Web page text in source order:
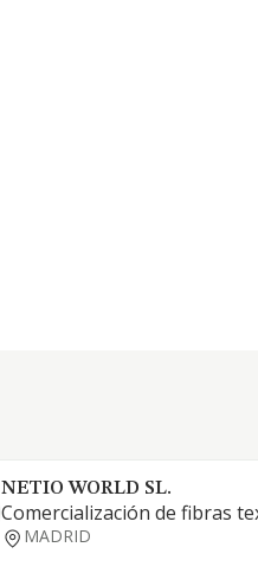
NETIO WORLD SL.
Comercialización de fibras
MADRID